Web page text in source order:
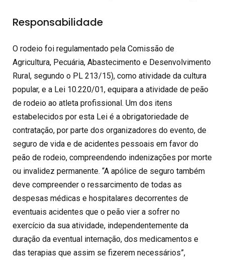
Responsabilidade
O rodeio foi regulamentado pela Comissão de
Agricultura, Pecuária, Abastecimento e Desenvolvimento
Rural, segundo o PL 213/15), como atividade da cultura
popular, e a Lei 10.220/01, equipara a atividade de peão
de rodeio ao atleta profissional. Um dos itens
estabelecidos por esta Lei é a obrigatoriedade de
contratação, por parte dos organizadores do evento, de
seguro de vida e de acidentes pessoais em favor do
peão de rodeio, compreendendo indenizações por morte
ou invalidez permanente. “A apólice de seguro também
deve compreender o ressarcimento de todas as
despesas médicas e hospitalares decorrentes de
eventuais acidentes que o peão vier a sofrer no
exercício da sua atividade, independentemente da
duração da eventual internação, dos medicamentos e
das terapias que assim se fizerem necessários”,